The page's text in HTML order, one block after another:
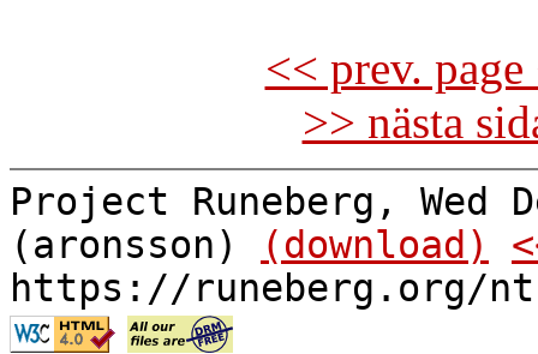
<< prev.
>> nästa
Project Runeberg, Wed
(aronsson)
(download)
https://runeberg.org/